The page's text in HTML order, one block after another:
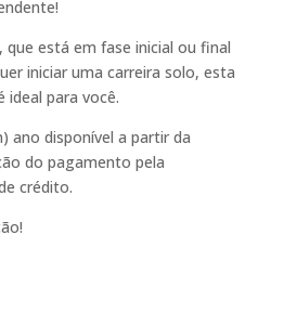
que está em fase inicial ou final
iniciar uma carreira solo, esta
para você.
ano disponível a partir da
do pagamento pela
crédito.